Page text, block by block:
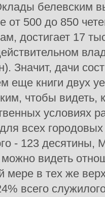
белевским
от 500 до 850
достигает 17
Значит, дачи
еще книги двух
чтобы видеть,
условиях
всех
- 123 десятины,
видеть
мере в тех же
всего